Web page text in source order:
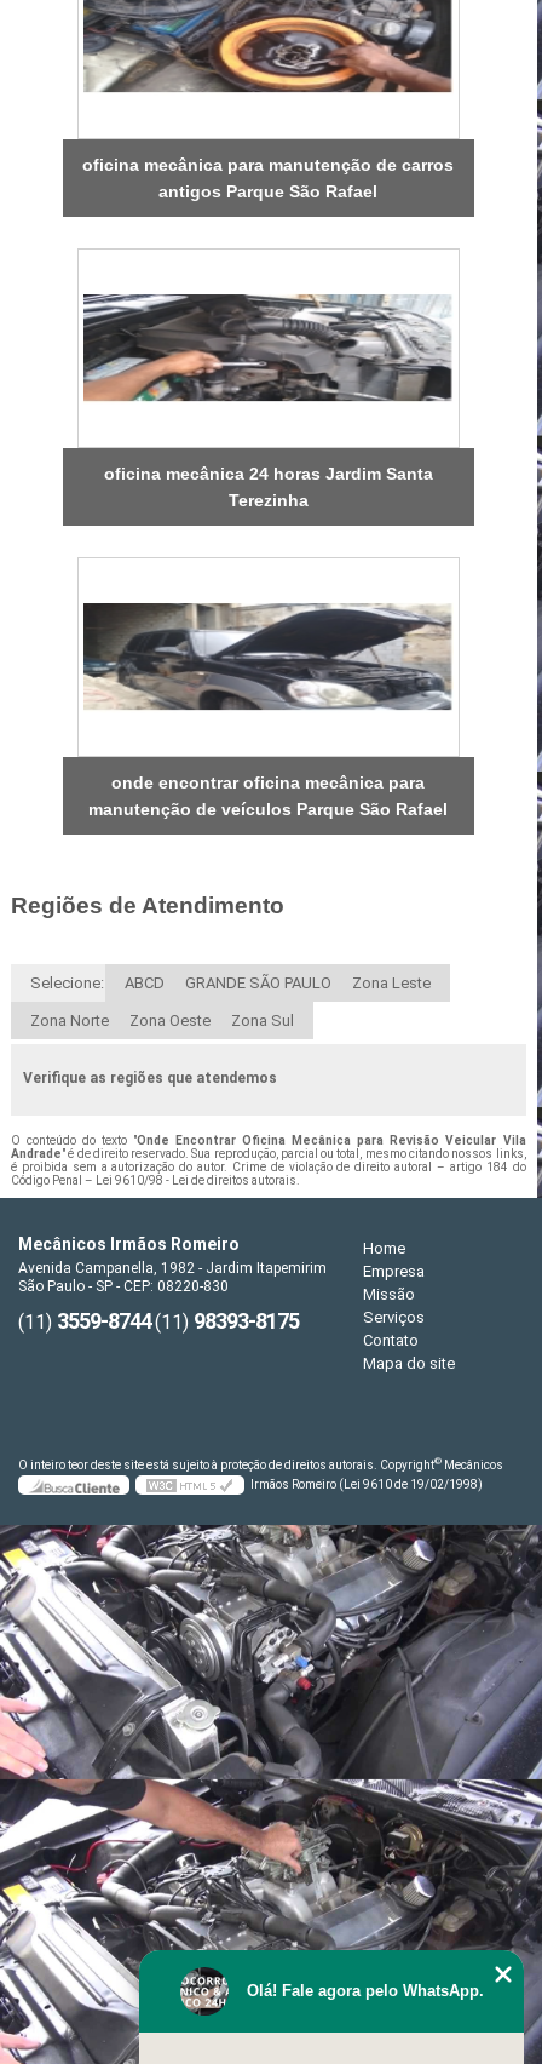
oficina mecânica para manutenção de carros
antigos Parque São Rafael
oficina mecânica 24 horas Jardim Santa
Terezinha
onde encontrar oficina mecânica para
manutenção de veículos Parque São Rafael
Regiões de Atendimento
Selecione: ABCD GRANDE SÃO PAULO Zona Leste
Zona Norte Zona Oeste Zona Sul
Verifique as regiões que atendemos
O conteúdo do texto "Onde Encontrar Oficina Mecânica para Revisão Veicular Vila
Andrade" é de direito reservado. Sua reprodução, parcial ou total, mesmo citando nossos links,
é proibida sem a autorização do autor. Crime de violação de direito autoral – artigo 184 do
Código Penal – Lei 9610/98 - Lei de direitos autorais.
Mecânicos Irmãos Romeiro
Avenida Campanella, 1982 - Jardim Itapemirim
São Paulo - SP - CEP: 08220-830
(11) 3559-8744(11) 98393-8175
Home
Empresa
Missão
Serviços
Contato
Mapa do site
O inteiro teor deste site está sujeito à proteção de direitos autorais. Copyright© Mecânicos
Irmãos Romeiro (Lei 9610 de 19/02/1998)
Olá! Fale agora pelo WhatsApp.